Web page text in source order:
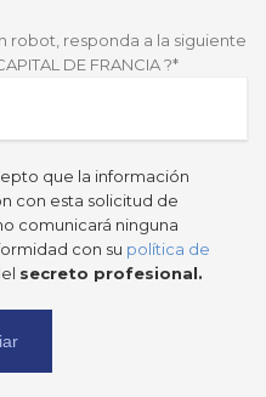
robot, responda a la siguiente
DE FRANCIA ?*
que la información
con esta solicitud de
comunicará ninguna
con su política de
secreto profesional.